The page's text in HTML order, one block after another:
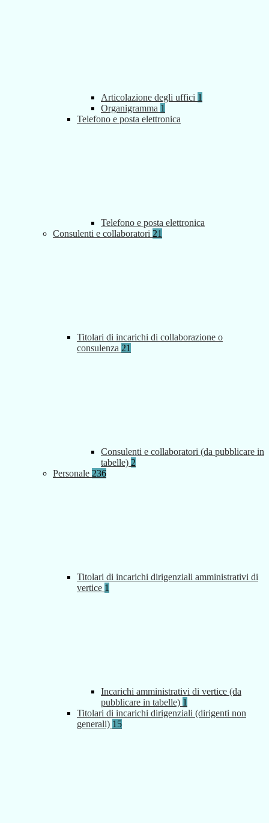
Articolazione degli uffici 1
Organigramma 1
Telefono e posta elettronica
Telefono e posta elettronica
Consulenti e collaboratori 21
Titolari di incarichi di collaborazione o
consulenza 21
Consulenti e collaboratori (da pubblicare in
tabelle) 2
Personale 236
Titolari di incarichi dirigenziali amministrativi di
vertice 1
Incarichi amministrativi di vertice (da
pubblicare in tabelle) 1
Titolari di incarichi dirigenziali (dirigenti non
generali) 15